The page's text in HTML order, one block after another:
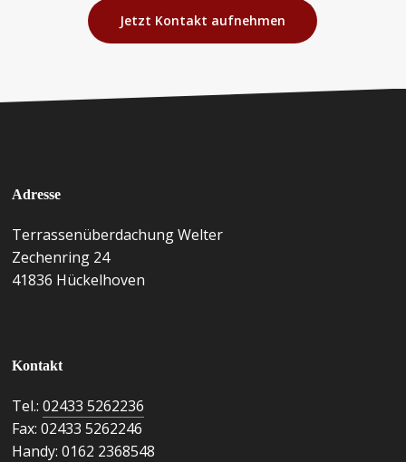
Jetzt Kontakt aufnehmen
Adresse
Terrassenüberdachung Welter
Zechenring 24
41836 Hückelhoven
Kontakt
Tel.:02433 5262236
Fax: 02433 5262246
Handy:0162 2368548